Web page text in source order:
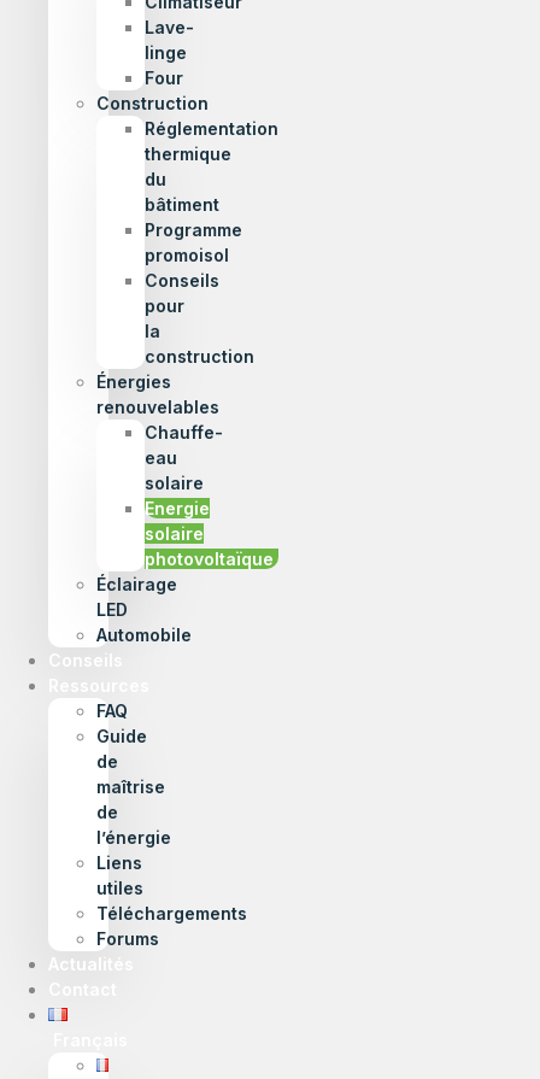
Lave-
linge
Four
Construction
Réglementation
thermique
du
bâtiment
Programme
promoisol
Conseils
pour
la
construction
Énergies
renouvelables
Chauffe-
eau
solaire
Energie
solaire
photovoltaïque
Éclairage
LED
Automobile
Conseils
FAQ
Guide
de
maîtrise
de
l’énergie
Liens
utiles
Téléchargements
Forums
Actualités